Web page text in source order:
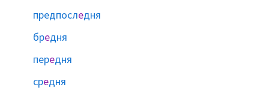
предпоследня
бредня
передня
средня